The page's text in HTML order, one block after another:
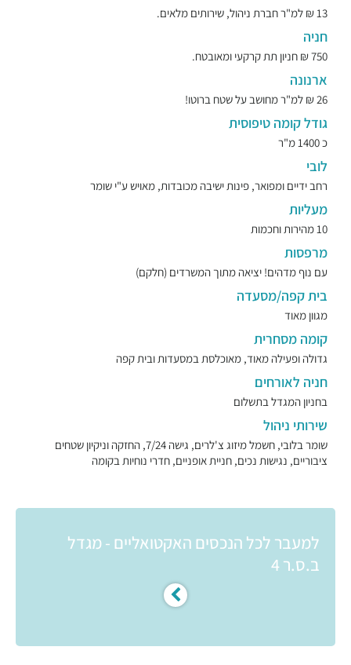
13 ₪ למ"ר חברת ניהול, שירותים מלאים.
חניה
750 ₪ חניון תת קרקעי ומאובטח.
ארנונה
26 ₪ למ"ר מחושב על שטח ברוטו!
גודל קומה טיפוסית
כ 1400 מ"ר
לובי
רחב ידיים ומפואר, פינות ישיבה מכובדות, מאויש ע"י שומר
מעליות
10 מהירות וחכמות
מרפסות
עם נוף מדהים! יציאה מתוך המשרדים (חלקם)
בית קפה/מסעדה
מגוון מאוד
קומה מסחרית
גדולה ופעילה מאוד, מאוכלסת במסעדות ובית קפה
חניה לאורחים
בחניון המגדל בתשלום
שירותי ניהול
שומר בלובי, חשמל מיזוג צ'לרים, גישה 7/24, החזקה וניקיון שטחים
ציבוריים, נגישות נכים, חניית אופניים, חדרי נוחיות בקומה
למעבר לכל הנכסים האקטואליים - מגדל
ב.ס.ר 4